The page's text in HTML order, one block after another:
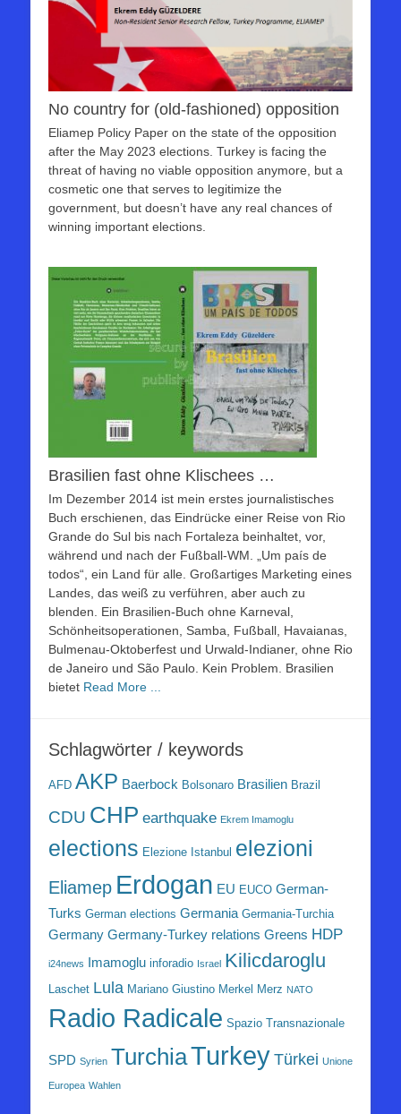
No country for (old-fashioned) opposition
Eliamep Policy Paper on the state of the opposition
after the May 2023 elections. Turkey is facing the
threat of having no viable opposition anymore, but a
cosmetic one that serves to legitimize the
government, but doesn’t have any real chances of
winning important elections.
Brasilien fast ohne Klischees …
Im Dezember 2014 ist mein erstes journalistisches
Buch erschienen, das Eindrücke einer Reise von Rio
Grande do Sul bis nach Fortaleza beinhaltet, vor,
während und nach der Fußball-WM. „Um país de
todos“, ein Land für alle. Großartiges Marketing eines
Landes, das weiß zu verführen, aber auch zu
blenden. Ein Brasilien-Buch ohne Karneval,
Schönheitsoperationen, Samba, Fußball, Havaianas,
Bulmenau-Oktoberfest und Urwald-Indianer, ohne Rio
de Janeiro und São Paulo. Kein Problem. Brasilien
bietet Read More ...
Schlagwörter / keywords
AFD AKP Baerbock Bolsonaro Brasilien Brazil
CDU CHP earthquake Ekrem Imamoglu
elections Elezione Istanbul elezioni
Eliamep Erdogan EU EUCO German-
Turks German elections Germania Germania-Turchia
Germany Germany-Turkey relations Greens HDP
i24news Imamoglu inforadio Israel Kilicdaroglu
Laschet Lula Mariano Giustino Merkel Merz NATO
Radio Radicale Spazio Transnazionale
SPD Syrien TurchiaTurkeyTürkei Unione
Europea Wahlen